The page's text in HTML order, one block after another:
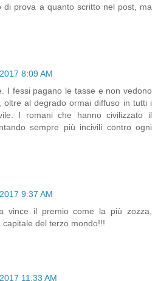
di prova a quanto scritto nel post, ma
8:09 AM
I fessi pagano le tasse e non vedono
oltre al degrado ormai diffuso in tutti i
I romani che hanno civilizzato il
sempre più incivili contro ogni
9:37 AM
vince il premio come la più zozza,
del terzo mondo!!!
11:33 AM